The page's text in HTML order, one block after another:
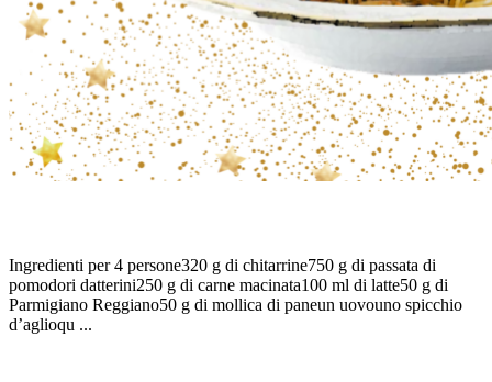
Ingredienti per 4 persone320 g di chitarrine750 g di passata di
pomodori datterini250 g di carne macinata100 ml di latte50 g di
Parmigiano Reggiano50 g di mollica di paneun uovouno spicchio
d’aglioqu ...